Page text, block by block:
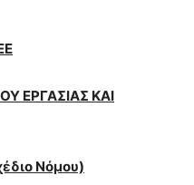
ΕΡΓΑΣΙΑΣ ΚΑΙ
Νόμου)